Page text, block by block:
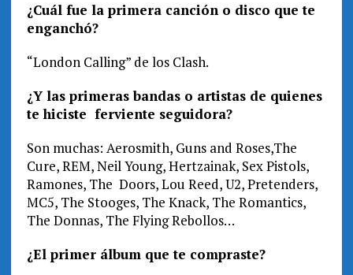
¿Cuál fue la primera canción o disco que te
enganchó?
“London Calling” de los Clash.
¿Y las primeras bandas o artistas de quienes
te hiciste ferviente seguidora?
Son muchas: Aerosmith, Guns and Roses,The
Cure, REM, Neil Young, Hertzainak, Sex Pistols,
Ramones, The Doors, Lou Reed, U2, Pretenders,
MC5, The Stooges, The Knack, The Romantics,
The Donnas, The Flying Rebollos…
¿El primer álbum que te compraste?